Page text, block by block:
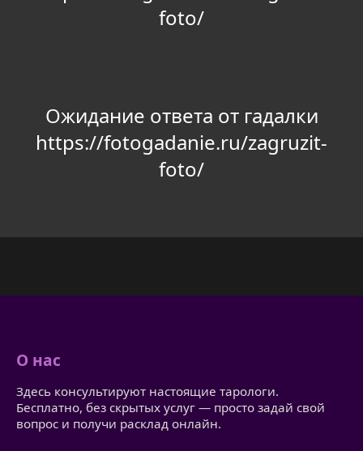
foto/
Ожидание ответа от гадалки
https://fotogadanie.ru/zagruzit-
foto/
О нас
Здесь консультируют настоящие тарологи.
Бесплатно, без скрытых услуг — просто задай свой
вопрос и получи расклад онлайн.